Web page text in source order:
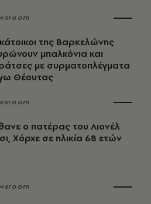
της Βαρκελώνης
μπαλκόνια και
με συρματοπλέγματα
Θέουτας
ο πατέρας του Λιονέλ
Χόρχε σε ηλικία 68 ετών